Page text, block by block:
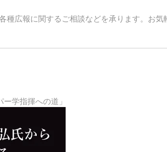
種広報に関するご相談などを承ります。お気
学指揮への道」